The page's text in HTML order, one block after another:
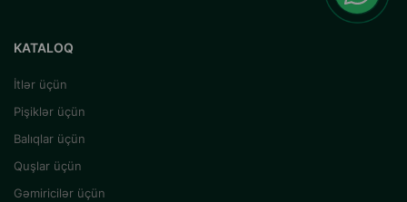
KATALOQ
İtlər üçün
Pişiklər üçün
Balıqlar üçün
Quşlar üçün
Gəmiricilər üçün